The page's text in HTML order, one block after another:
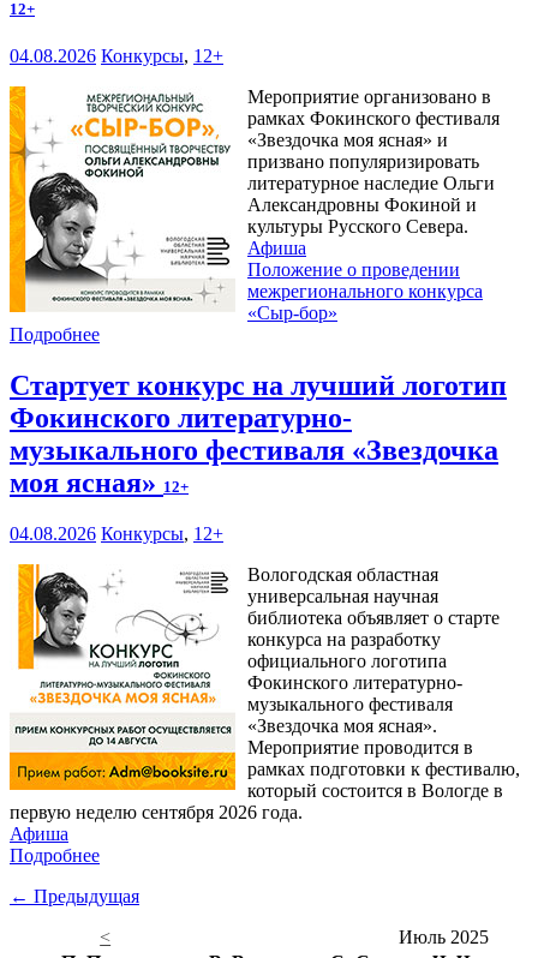
12+
04.08.2026 Конкурсы, 12+
Мероприятие организовано в
рамках Фокинского фестиваля
«Звездочка моя ясная» и
призвано популяризировать
литературное наследие Ольги
Александровны Фокиной и
культуры Русского Севера.
Афиша
Положение о проведении
межрегионального конкурса
«Сыр-бор»
Подробнее
Стартует конкурс на лучший логотип
Фокинского литературно-
музыкального фестиваля «Звездочка
моя ясная» 12+
04.08.2026 Конкурсы, 12+
Вологодская областная
универсальная научная
библиотека объявляет о старте
конкурса на разработку
официального логотипа
Фокинского литературно-
музыкального фестиваля
«Звездочка моя ясная».
Мероприятие проводится в
рамках подготовки к фестивалю,
который состоится в Вологде в
первую неделю сентября 2026 года.
Афиша
Подробнее
← Предыдущая
<
Июль 2025